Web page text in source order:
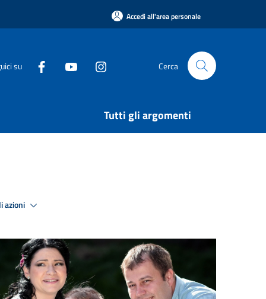
Accedi all'area personale
su Cerca
Tutti gli argomenti
azioni